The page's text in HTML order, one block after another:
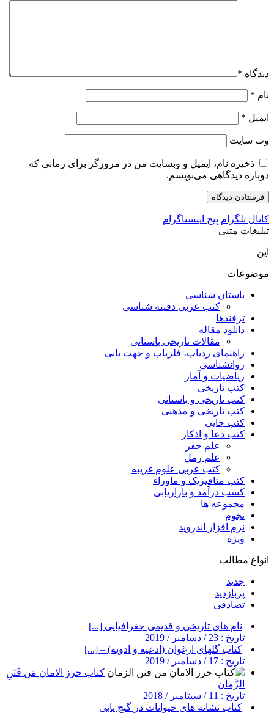
دیدگاه *
نام *
ایمیل *
وب‌ سایت
ذخیره نام، ایمیل و وبسایت من در مرورگر برای زمانی که
دوباره دیدگاهی می‌نویسم.
کانال تلگرام پیج اینستاگرام
تبلیغات متنی
این
موضوعات
باستان شناسی
کتب عربی دفینه شناسی
ترفندها
دانلود مقاله
مقالات تاریخی باستانی
راهنمای ردیاب، فلزیاب و جهت یابی
روانشناسی
ریاضیات و آمار
کتب تاریخی
کتب تاریخی و باستانی
کتب تاریخی و مذهبی
کتب چاپی
کتب دعا و اذکار
علم جفر
علم رمل
کتب عربی علوم غریبه
کتب متافیزیک و ماوراء
کسب درآمد و بازاریابی
مجموعه ها
نجوم
نرم افزار اندروید
ویژه
انواع مطالب
جدید
پربازدید
تصادفی
نام های تاریخی و قدیمی جغرافیایی [...]
تاریخ : 23 / دسامبر / 2019
کتاب گلهای ارغوان (ادعیه و ادویه) – [...]
تاریخ : 17 / دسامبر / 2019
کتاب حرز الامان مَن فَتَنِ
الزَّمان
تاریخ : 11 / سپتامبر / 2018
کتاب نشانه های حیوانات در گنج یابی